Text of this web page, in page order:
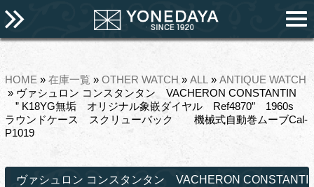
HOME » 在庫一覧 » OTHER WATCH » ALL » ANTIQUE WATCH
» ヴァシュロン コンスタンタン VACHERON CONSTANTIN
” K18YG無垢 オリジナル象嵌ダイヤル Ref4870” 1960s
ラウンドケース スクリューバック 機械式自動巻ムーブCal-
P1019
ヴァシュロン コンスタンタン VACHERON CONSTANTI